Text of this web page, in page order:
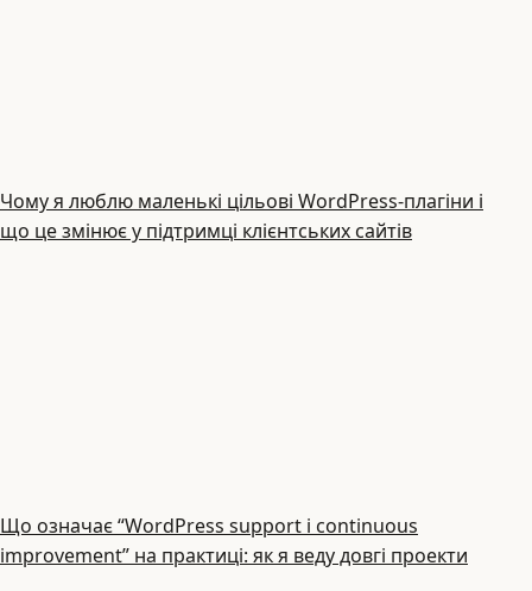
Чому я люблю маленькі цільові WordPress‑плагіни і
що це змінює у підтримці клієнтських сайтів
Що означає “WordPress support і continuous
improvement” на практиці: як я веду довгі проекти